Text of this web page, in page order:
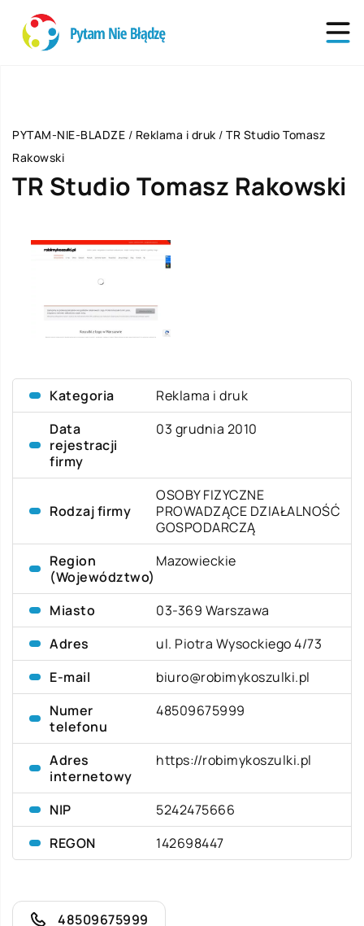
PYTAM-NIE-BLADZE / Reklama i druk / TR Studio Tomasz
Rakowski
TR Studio Tomasz Rakowski
Kategoria
Reklama i druk
Data
rejestracji
firmy
03 grudnia 2010
Rodzaj firmy
OSOBY FIZYCZNE
PROWADZĄCE DZIAŁALNOŚĆ
GOSPODARCZĄ
Region
(Województwo)
Mazowieckie
Miasto
03-369 Warszawa
Adres
ul. Piotra Wysockiego 4/73
E-mail
biuro@robimykoszulki.pl
Numer
telefonu
48509675999
Adres
internetowy
https://robimykoszulki.pl
NIP
5242475666
REGON
142698447
48509675999